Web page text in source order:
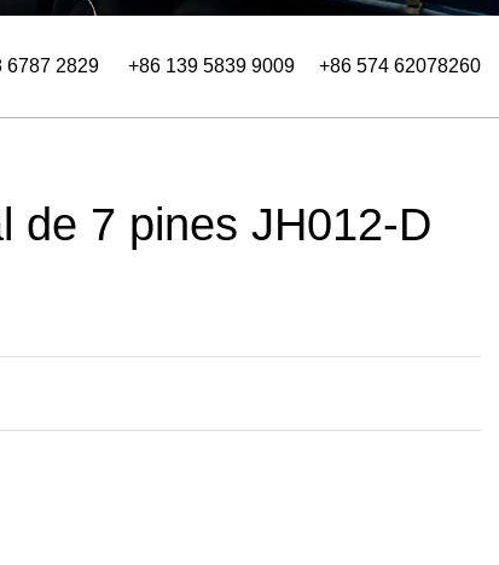
6787 2829 +86 139 5839 9009 +86 574 62078260
de 7 pines JH012-D